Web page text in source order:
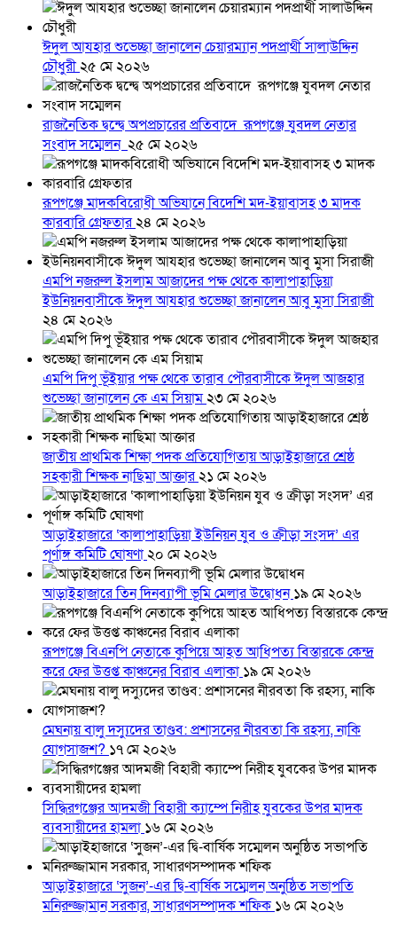
ঈদুল আযহার শুভেচ্ছা জানালেন চেয়ারম্যান পদপ্রার্থী সালাউদ্দিন
চৌধুরী২৫ মে ২০২৬
রাজনৈতিক দ্বন্দ্বে অপপ্রচারের প্রতিবাদে ‎রূপগঞ্জে যুবদল নেতার
সংবাদ সম্মেলন ‎ ২৫ মে ২০২৬
রূপগঞ্জে মাদকবিরোধী অভিযানে বিদেশি মদ-ইয়াবাসহ ৩ মাদক
কারবারি গ্রেফতার২৪ মে ২০২৬
এমপি নজরুল ইসলাম আজাদের পক্ষ থেকে কালাপাহাড়িয়া
ইউনিয়নবাসীকে ঈদুল আযহার শুভেচ্ছা জানালেন আবু মুসা সিরাজী
২৪ মে ২০২৬
এমপি দিপু ভূঁইয়ার পক্ষ থেকে তারাব পৌরবাসীকে ঈদুল আজহার
শুভেচ্ছা জানালেন কে এম সিয়াম২৩ মে ২০২৬
জাতীয় প্রাথমিক শিক্ষা পদক প্রতিযোগিতায় আড়াইহাজারে শ্রেষ্ঠ
সহকারী শিক্ষক নাছিমা আক্তার২১ মে ২০২৬
আড়াইহাজারে ‘কালাপাহাড়িয়া ইউনিয়ন যুব ও ক্রীড়া সংসদ’ এর
পূর্ণাঙ্গ কমিটি ঘোষণা২০ মে ২০২৬
আড়াইহাজারে তিন দিনব্যাপী ভূমি মেলার উদ্বোধন১৯ মে ২০২৬
রূপগঞ্জে বিএনপি নেতাকে কুপিয়ে আহত আধিপত্য বিস্তারকে কেন্দ্র
করে ফের উত্তপ্ত কাঞ্চনের বিরাব এলাকা ১৯ মে ২০২৬
মেঘনায় বালু দস্যুদের তাণ্ডব: প্রশাসনের নীরবতা কি রহস্য, নাকি
যোগসাজশ? ১৭ মে ২০২৬
সিদ্ধিরগঞ্জের আদমজী বিহারী ক্যাম্পে নিরীহ যুবকের উপর মাদক
ব্যবসায়ীদের হামলা ১৬ মে ২০২৬
আড়াইহাজারে ‘সুজন’-এর দ্বি-বার্ষিক সম্মেলন অনুষ্ঠিত সভাপতি
মনিরুজ্জামান সরকার, সাধারণসম্পাদক শফিক ১৬ মে ২০২৬